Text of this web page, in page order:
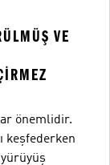
VE
önemlidir.
keşfederken